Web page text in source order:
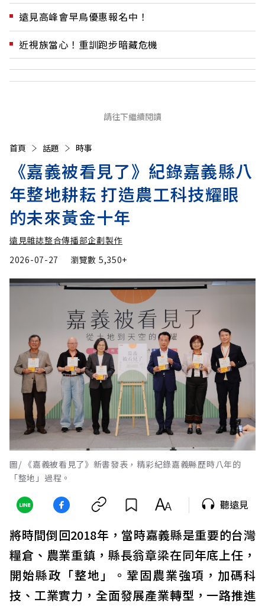
遠見高峰會早鳥優惠報名中！
近視族當心！重訓跑步暗藏危機
請往下繼續閱讀
首頁 話題 時事
《嘉義被看見了》紀錄嘉義縣八
年整地耕耘 打造農工科技耀眼
的未來黃金十年
遠見雜誌整合傳播部企劃製作
2026-07-27
瀏覽數 5,350+
圖/ 《嘉義被看見了》新書發表，精彩紀錄嘉義縣歷時八年的
「整地」過程。
聽遠見
將時間倒回2018年，當時嘉義縣是重要的台灣
糧倉、農業重鎮，縣長翁章梁在同年底上任，
開始縣政「整地」。鞏固農業強項，加碼科
技、工業實力，全面發展產業轉型，一路推進